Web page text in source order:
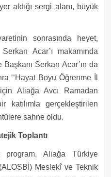
aldığı sergi alanı, büyük
sonrasında heyet,
Acar’ı makamında
Serkan Acar’ın da
‘‘Hayat Boyu Öğrenme İl
için Aliağa Avcı Ramadan
katılımla gerçekleştirilen
sahne oldu.
Toplantı
program, Aliağa Türkiye
Meslekî ve Teknik